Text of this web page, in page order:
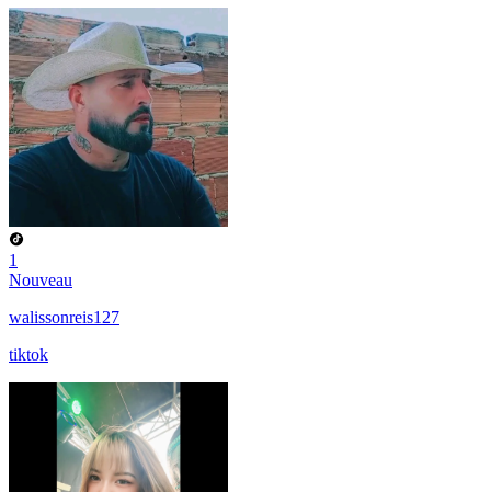
1
Nouveau
walissonreis127
tiktok